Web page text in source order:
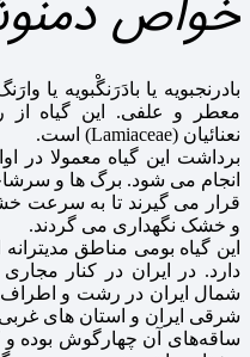
خواص
نعنائیان (Lamiaceae) است.
برداشت این گیاه معمولا در
انجام می شود. برگ ها و
قرار می گیرند تا به سرعت
و خشک نگهداری می گردند.
این گیاه بومی مناطق
دارد. در ایران در کنار
شمال ایران در رشت و اطراف
شرقی ایران و استان های
ساقه‌های آن چهارگوش بوده